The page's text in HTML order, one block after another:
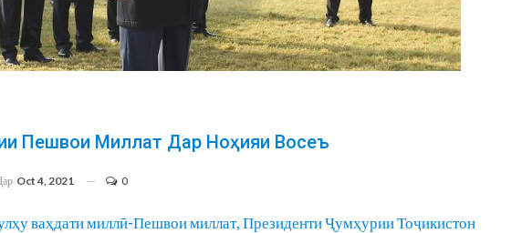
Пешвои Миллат Дар Ноҳияи Восеъ
Oct 4, 2021 0
ваҳдати миллӣ-Пешвои миллат, Президенти Ҷумҳурии Тоҷикистон